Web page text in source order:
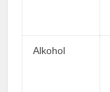
Alkohol